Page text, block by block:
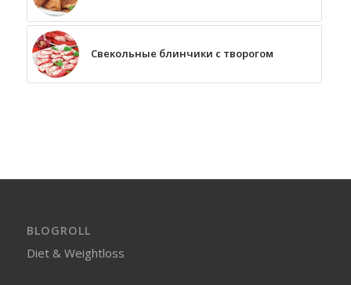
Свекольные блинчики с творогом
BLOGROLL
Diet & Weightloss